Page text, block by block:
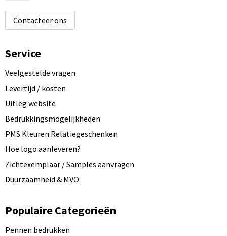
Contacteer ons
Service
Veelgestelde vragen
Levertijd / kosten
Uitleg website
Bedrukkingsmogelijkheden
PMS Kleuren Relatiegeschenken
Hoe logo aanleveren?
Zichtexemplaar / Samples aanvragen
Duurzaamheid & MVO
Populaire Categorieën
Pennen bedrukken